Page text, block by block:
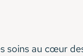
soins au cœur